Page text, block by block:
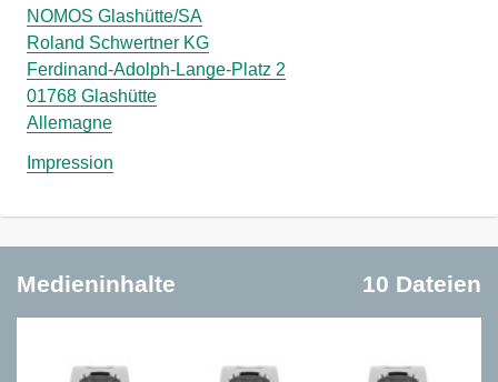
NOMOS Glashütte/SA
Roland Schwertner KG
Ferdinand-Adolph-Lange-Platz 2
01768 Glashütte
Allemagne
Impression
Medieninhalte 10 Dateien